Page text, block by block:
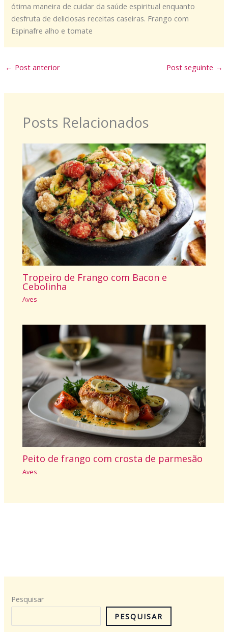
ótima maneira de cuidar da saúde espiritual enquanto
desfruta de deliciosas receitas caseiras. Frango com
Espinafre alho e tomate
← Post anterior Post seguinte →
Posts Relacionados
Tropeiro de Frango com Bacon e
Cebolinha
Aves
Peito de frango com crosta de parmesão
Aves
Pesquisar
PESQUISAR